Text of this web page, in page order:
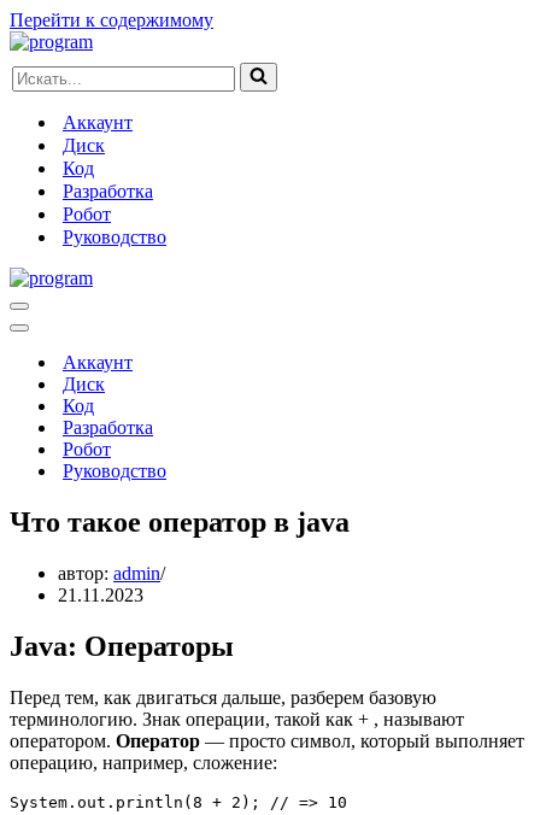
Перейти к содержимому
Искать...
Аккаунт
Диск
Код
Разработка
Робот
Руководство
Меню
навигации
Меню
навигацииАккаунт
Диск
Код
Разработка
Робот
Руководство
Что такое оператор в java
автор: admin
21.11.2023
Java: Операторы
Перед тем, как двигаться дальше, разберем базовую
терминологию. Знак операции, такой как + , называют
оператором. Оператор — просто символ, который выполняет
операцию, например, сложение:
System.out.println(8 + 2); // => 10